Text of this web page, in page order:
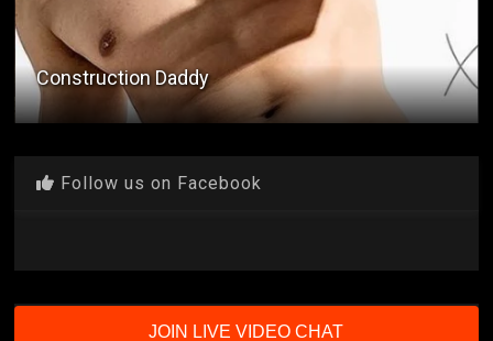
Construction Daddy
Follow us on Facebook
JOIN LIVE VIDEO CHAT